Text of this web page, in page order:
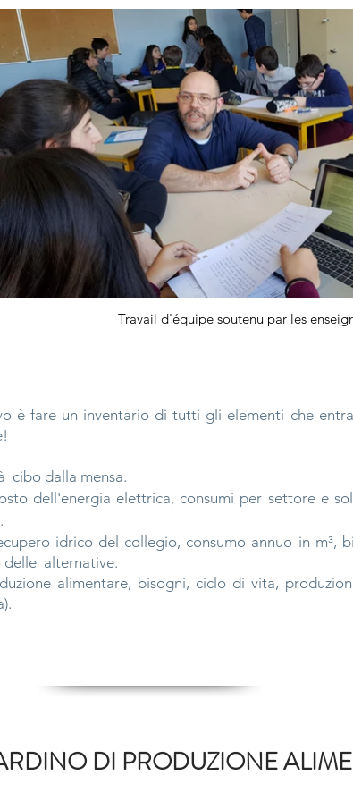
Travail d'équipe soutenu par les
è fare un inventario di tutti gli elementi che
cibo dalla mensa.
dell'energia elettrica, consumi per settore e
idrico del collegio, consumo annuo in m³,
delle alternative.
alimentare, bisogni, ciclo di vita,
DI PRODUZIONE